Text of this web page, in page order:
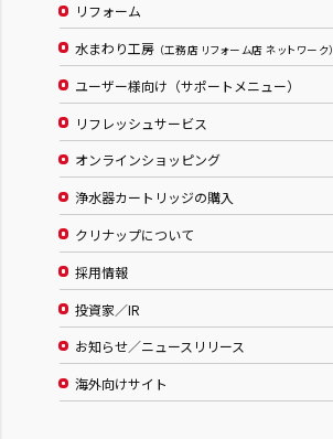
リフォーム
水まわり工房 （工務店 リフォーム店 ネットワーク）
ユーザー様向け（サポートメニュー）
リフレッシュサービス
オンラインショッピング
浄水器カートリッジの購入
クリナップについて
採用情報
投資家／IR
お知らせ／ニュースリリース
海外向けサイト